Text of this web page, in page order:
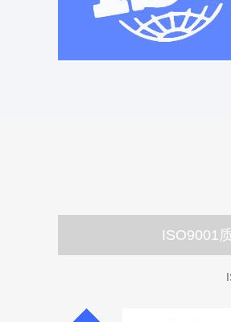
ISO9001